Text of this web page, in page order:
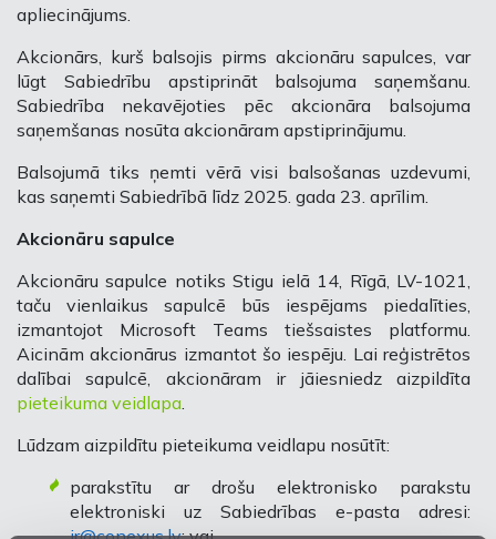
apliecinājums.
Akcionārs, kurš balsojis pirms akcionāru sapulces, var
lūgt Sabiedrību apstiprināt balsojuma saņemšanu.
Sabiedrība nekavējoties pēc akcionāra balsojuma
saņemšanas nosūta akcionāram apstiprinājumu.
Balsojumā tiks ņemti vērā visi balsošanas uzdevumi,
kas saņemti Sabiedrībā līdz 2025. gada 23. aprīlim.
Akcionāru sapulce
Akcionāru sapulce notiksStigu ielā 14, Rīgā, LV-1021,
taču vienlaikus sapulcē būs iespējams piedalīties,
izmantojot Microsoft Teams tiešsaistes platformu.
Aicinām akcionārus izmantot šo iespēju. Lai reģistrētos
dalībai sapulcē, akcionāram ir jāiesniedz aizpildīta
pieteikuma veidlapa.
Lūdzam aizpildītu pieteikuma veidlapu nosūtīt:
parakstītu ar drošu elektronisko parakstu
elektroniski uz Sabiedrības e-pasta adresi: